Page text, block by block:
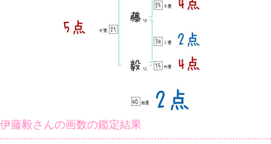
伊藤毅さんの画数の鑑定結果